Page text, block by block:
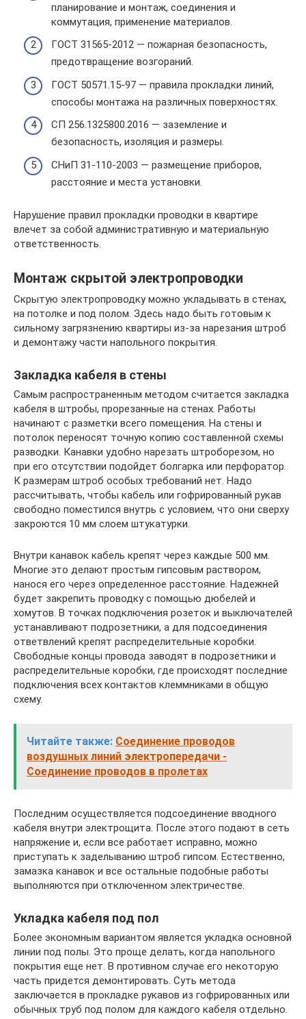
планирование и монтаж, соединения и
коммутация, применение материалов.
ГОСТ 31565-2012 — пожарная безопасность,
предотвращение возгораний.
ГОСТ 50571.15-97 — правила прокладки линий,
способы монтажа на различных поверхностях.
СП 256.1325800.2016 — заземление и
безопасность, изоляция и размеры.
СНиП 31-110-2003 — размещение приборов,
расстояние и места установки.
Нарушение правил прокладки проводки в квартире
влечет за собой административную и материальную
ответственность.
Монтаж скрытой электропроводки
Скрытую электропроводку можно укладывать в стенах,
на потолке и под полом. Здесь надо быть готовым к
сильному загрязнению квартиры из-за нарезания штроб
и демонтажу части напольного покрытия.
Закладка кабеля в стены
Самым распространенным методом считается закладка
кабеля в штробы, прорезанные на стенах. Работы
начинают с разметки всего помещения. На стены и
потолок переносят точную копию составленной схемы
разводки. Канавки удобно нарезать штроборезом, но
при его отсутствии подойдет болгарка или перфоратор.
К размерам штроб особых требований нет. Надо
рассчитывать, чтобы кабель или гофрированный рукав
свободно поместился внутрь с условием, что они сверху
закроются 10 мм слоем штукатурки.
Внутри канавок кабель крепят через каждые 500 мм.
Многие это делают простым гипсовым раствором,
нанося его через определенное расстояние. Надежней
будет закрепить проводку с помощью дюбелей и
хомутов. В точках подключения розеток и выключателей
устанавливают подрозетники, а для подсоединения
ответвлений крепят распределительные коробки.
Свободные концы провода заводят в подрозетники и
распределительные коробки, где происходят последние
подключения всех контактов клеммниками в общую
схему.
Читайте также: Соединение проводов
воздушных линий электропередачи -
Соединение проводов в пролетах
Последним осуществляется подсоединение вводного
кабеля внутри электрощита. После этого подают в сеть
напряжение и, если все работает исправно, можно
приступать к заделыванию штроб гипсом. Естественно,
замазка канавок и все остальные подобные работы
выполняются при отключенном электричестве.
Укладка кабеля под пол
Более экономным вариантом является укладка основной
линии под полы. Это проще делать, когда напольного
покрытия еще нет. В противном случае его некоторую
часть придется демонтировать. Суть метода
заключается в прокладке рукавов из гофрированных или
обычных труб под полом для каждого кабеля отдельно.